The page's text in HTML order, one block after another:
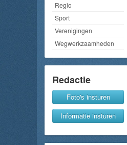
Regio
Sport
Verenigingen
Wegwerkzaamheden
Redactie
Foto's insturen
Informatie insturen